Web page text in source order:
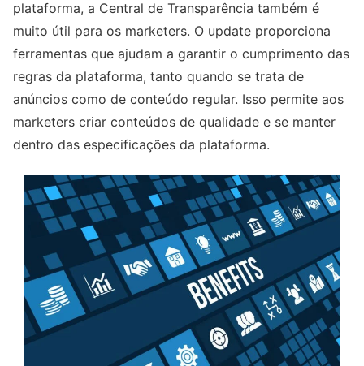
plataforma, a Central de Transparência também é
muito útil para os marketers. O update proporciona
ferramentas que ajudam a garantir o cumprimento das
regras da plataforma, tanto quando se trata de
anúncios como de conteúdo regular. Isso permite aos
marketers criar conteúdos de qualidade e se manter
dentro das especificações da plataforma.